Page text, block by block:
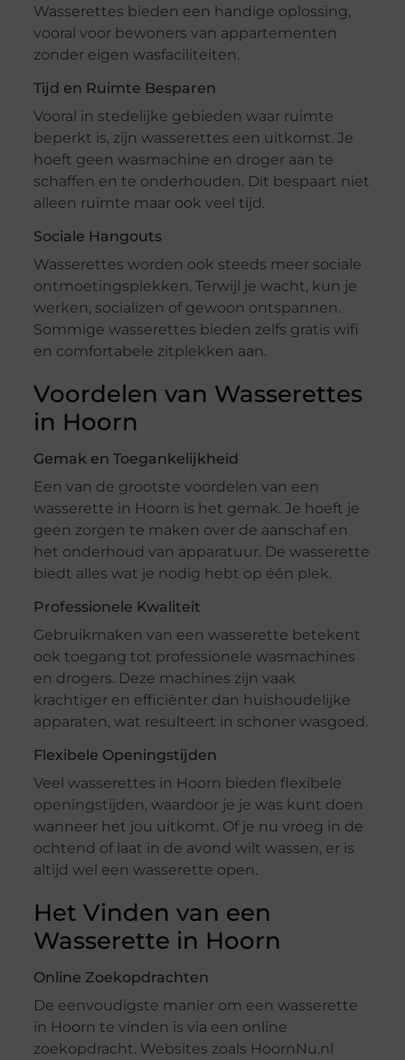
Wasserettes bieden een handige oplossing,
vooral voor bewoners van appartementen
zonder eigen wasfaciliteiten.
Tijd en Ruimte Besparen
Vooral in stedelijke gebieden waar ruimte
beperkt is, zijn wasserettes een uitkomst. Je
hoeft geen wasmachine en droger aan te
schaffen en te onderhouden. Dit bespaart niet
alleen ruimte maar ook veel tijd.
Sociale Hangouts
Wasserettes worden ook steeds meer sociale
ontmoetingsplekken. Terwijl je wacht, kun je
werken, socializen of gewoon ontspannen.
Sommige wasserettes bieden zelfs gratis wifi
en comfortabele zitplekken aan.
Voordelen van Wasserettes
in Hoorn
Gemak en Toegankelijkheid
Een van de grootste voordelen van een
wasserette in Hoorn is het gemak. Je hoeft je
geen zorgen te maken over de aanschaf en
het onderhoud van apparatuur. De wasserette
biedt alles wat je nodig hebt op één plek.
Professionele Kwaliteit
Gebruikmaken van een wasserette betekent
ook toegang tot professionele wasmachines
en drogers. Deze machines zijn vaak
krachtiger en efficiënter dan huishoudelijke
apparaten, wat resulteert in schoner wasgoed.
Flexibele Openingstijden
Veel wasserettes in Hoorn bieden flexibele
openingstijden, waardoor je je was kunt doen
wanneer het jou uitkomt. Of je nu vroeg in de
ochtend of laat in de avond wilt wassen, er is
altijd wel een wasserette open.
Het Vinden van een
Wasserette in Hoorn
Online Zoekopdrachten
De eenvoudigste manier om een wasserette
in Hoorn te vinden is via een online
zoekopdracht. Websites zoals HoornNu.nl